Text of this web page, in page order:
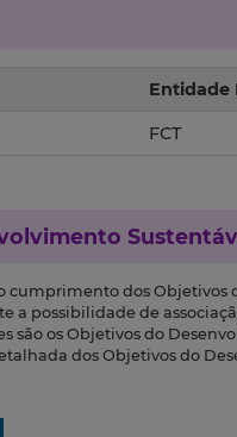
Entidade
FCT
dos Objetivos
a possibilidade de
são os Objetivos do
dos Objetivos do